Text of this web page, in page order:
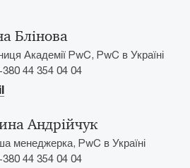
Блінова
Академії PwC, PwC в Україні
44 354 04 04
Андрійчук
менеджерка, PwC в Україні
44 354 04 04